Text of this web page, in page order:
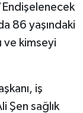
86 yaşındaki
ve kimseyi
iş
Şen sağlık